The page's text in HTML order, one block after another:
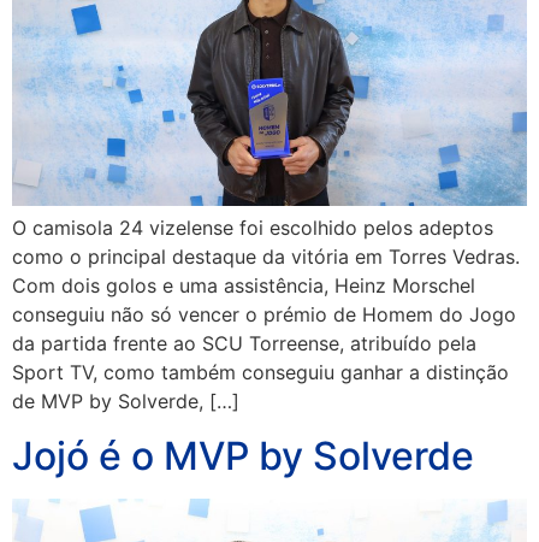
O camisola 24 vizelense foi escolhido pelos adeptos
como o principal destaque da vitória em Torres Vedras.
Com dois golos e uma assistência, Heinz Morschel
conseguiu não só vencer o prémio de Homem do Jogo
da partida frente ao SCU Torreense, atribuído pela
Sport TV, como também conseguiu ganhar a distinção
de MVP by Solverde, […]
Jojó é o MVP by Solverde